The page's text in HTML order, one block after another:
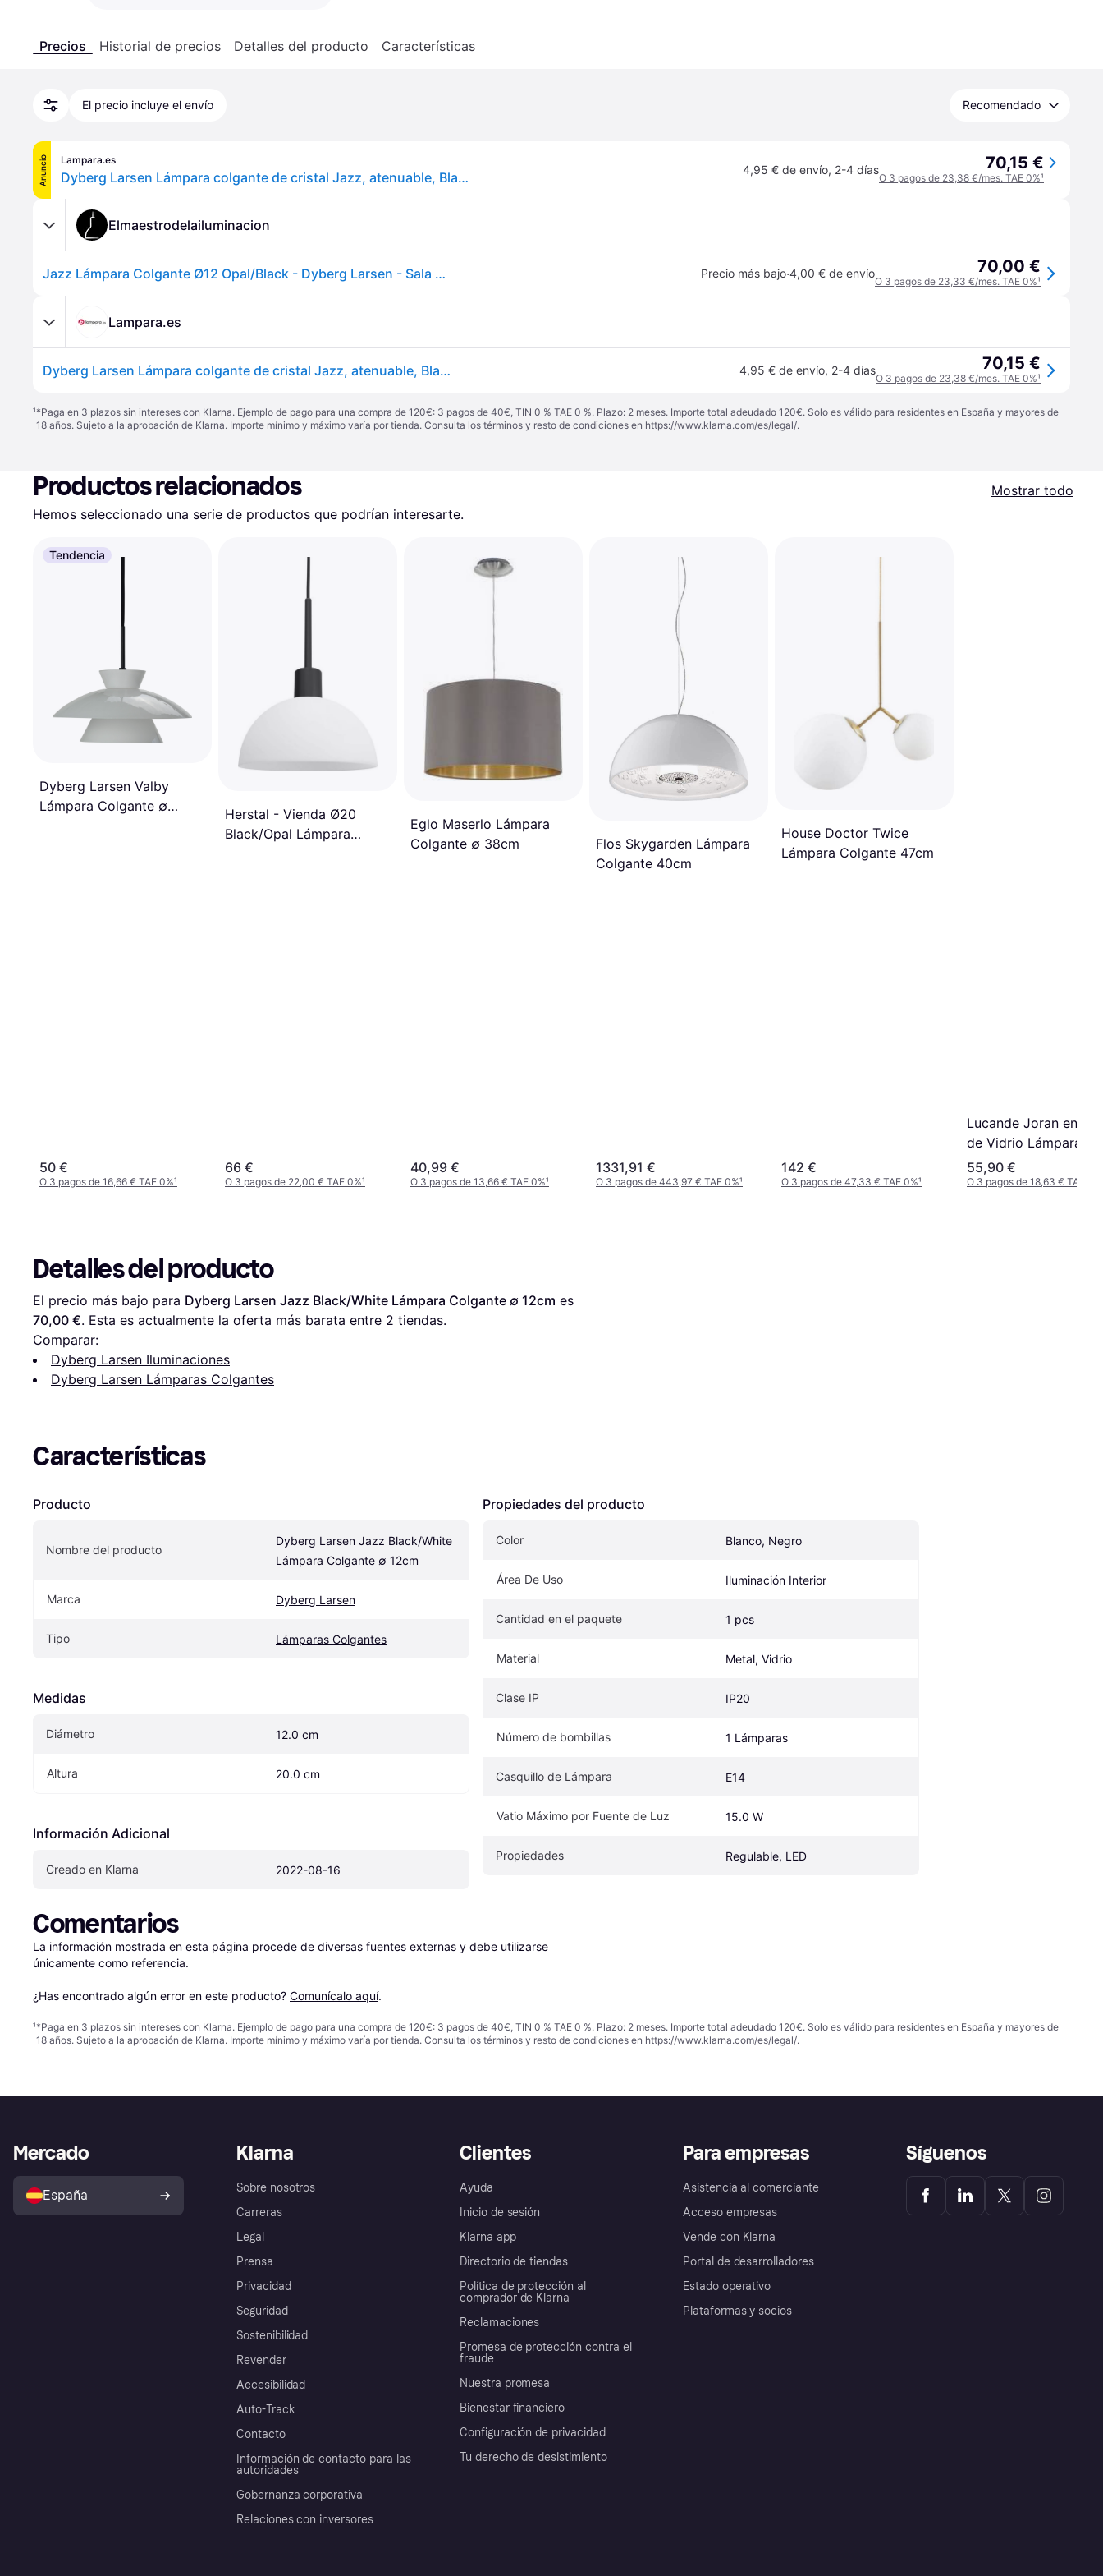
Precios Historial de precios Detalles del producto Características
El precio incluye el envío Recomendado
Anuncio Lampara.es
Dyberg Larsen Lámpara colgante de cristal Jazz, atenuable, Blanco / Ópalo, Salón / Comedor, Vidrio, Nórdico, Lámpara colgante 4,95 € de envío, 2-4 días 70,15 €
O 3 pagos de 23,38 €/mes. TAE 0%¹
Elmaestrodelailuminacion
Jazz Lámpara Colgante Ø12 Opal/Black - Dyberg Larsen - Sala de estar / salón - Escandinavo - Vidrio - Bombilla única Precio más bajo·4,00 € de envío 70,00 €
O 3 pagos de 23,33 €/mes. TAE 0%¹
Lampara.es
Dyberg Larsen Lámpara colgante de cristal Jazz, atenuable, Blanco / Ópalo, Salón / Comedor, Vidrio, Nórdico, Lámpara colgante 4,95 € de envío, 2-4 días 70,15 €
O 3 pagos de 23,38 €/mes. TAE 0%¹
¹*Paga en 3 plazos sin intereses con Klarna. Ejemplo de pago para una compra de 120€: 3 pagos de 40€, TIN 0 % TAE 0 %. Plazo: 2 meses. Importe total adeudado 120€. Solo es válido para residentes en España y mayores de
18 años. Sujeto a la aprobación de Klarna. Importe mínimo y máximo varía por tienda. Consulta los términos y resto de condiciones en https://www.klarna.com/es/legal/.
Productos relacionados
Mostrar todo
Hemos seleccionado una serie de productos que podrían interesarte.
Tendencia
Dyberg Larsen Valby
Lámpara Colgante ∅
50 €
O 3 pagos de 16,66 € TAE 0%¹
Herstal - Vienda Ø20
Black/Opal Lámpara
66 €
O 3 pagos de 22,00 € TAE 0%¹
Eglo Maserlo Lámpara
Colgante ∅ 38cm
40,99 €
O 3 pagos de 13,66 € TAE 0%¹
Flos Skygarden Lámpara
Colgante 40cm
1331,91 €
O 3 pagos de 443,97 € TAE 0%¹
House Doctor Twice
Lámpara Colgante 47cm
142 €
O 3 pagos de 47,33 € TAE 0%¹
Lucande Joran en
de Vidrio Lámpara
Colgante
55,90 €
O 3 pagos de 18,63 € TAE 0%
Detalles del producto
El precio más bajo para Dyberg Larsen Jazz Black/White Lámpara Colgante ∅ 12cm
70,00 €. Esta es actualmente la oferta más barata entre 2 tiendas.
Comparar:
Dyberg Larsen Iluminaciones
Dyberg Larsen Lámparas Colgantes
Características
Producto
Nombre del producto
Dyberg Larsen Jazz Black/White
Lámpara Colgante ∅ 12cm
Marca Dyberg Larsen
Tipo Lámparas Colgantes
Medidas
Diámetro 12.0 cm
Altura 20.0 cm
Información Adicional
Creado en Klarna 2022-08-16
Propiedades del producto
Color Blanco, Negro
Área De Uso Iluminación Interior
Cantidad en el paquete 1 pcs
Material Metal, Vidrio
Clase IP IP20
Número de bombillas 1 Lámparas
Casquillo de Lámpara E14
Vatio Máximo por Fuente de Luz 15.0 W
Propiedades Regulable, LED
Comentarios
La información mostrada en esta página procede de diversas fuentes externas y debe utilizarse
únicamente como referencia.
¿Has encontrado algún error en este producto? Comunícalo aquí.
¹*Paga en 3 plazos sin intereses con Klarna. Ejemplo de pago para una compra de 120€: 3 pagos de 40€, TIN 0 % TAE 0 %. Plazo: 2 meses. Importe total adeudado 120€. Solo es válido para residentes en España y mayores de
18 años. Sujeto a la aprobación de Klarna. Importe mínimo y máximo varía por tienda. Consulta los términos y resto de condiciones en https://www.klarna.com/es/legal/.
Klarna
Sobre nosotros
Carreras
Legal
Prensa
Privacidad
Seguridad
Sostenibilidad
Revender
Accesibilidad
Auto-Track
Contacto
Información de contacto para las
autoridades
Gobernanza corporativa
Relaciones con inversores
Clientes
Ayuda
Inicio de sesión
Klarna app
Directorio de tiendas
Política de protección al
comprador de Klarna
Reclamaciones
Promesa de protección contra el
fraude
Nuestra promesa
Bienestar financiero
Configuración de privacidad
Tu derecho de desistimiento
Para empresas
Asistencia al comerciante
Acceso empresas
Vende con Klarna
Portal de desarrolladores
Estado operativo
Plataformas y socios
Mercado
España
Síguenos